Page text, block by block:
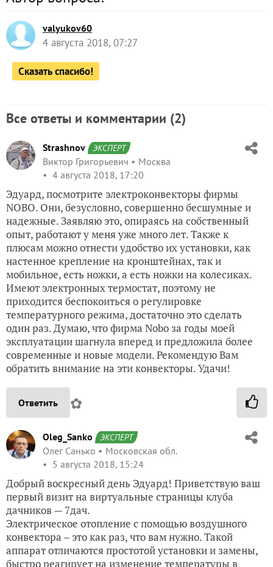
valyukov60
4 августа 2018, 07:27
Сказать спасибо!
Все ответы и комментарии (2)
Strashnov ЭКСПЕРТ
Виктор Григорьевич
Москва
4 августа 2018, 17:20
Эдуард, посмотрите электроконвекторы фирмы
NOBO. Они, безусловно, совершенно бесшумные и
надежные. Заявляю это, опираясь на собственный
опыт, работают у меня уже много лет. Также к
плюсам можно отнести удобство их установки, как
настенное крепление на кронштейнах, так и
мобильное, есть ножки, а есть ножки на колесиках.
Имеют электронных термостат, поэтому не
приходится беспокоиться о регулировке
температурного режима, достаточно это сделать
один раз. Думаю, что фирма Nobo за годы моей
эксплуатации шагнула вперед и предложила более
современные и новые модели. Рекомендую Вам
обратить внимание на эти конвекторы. Удачи!
Ответить ✿
Oleg_Sanko ЭКСПЕРТ
Олег Санько
Московская обл.
5 августа 2018, 15:24
Добрый воскресный день Эдуард! Приветствую ваш
первый визит на виртуальные страницы клуба
дачников — 7дач.
Электрическое отопление с помощью воздушного
конвектора – это как раз, что вам нужно. Такой
аппарат отличаются простотой установки и замены,
быстро реагирует на изменение температуры в